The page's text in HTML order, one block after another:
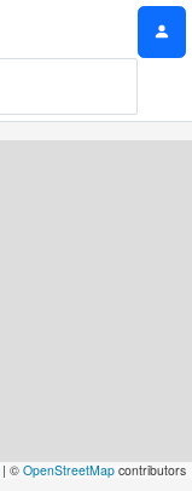
| © OpenStreetMap contributors